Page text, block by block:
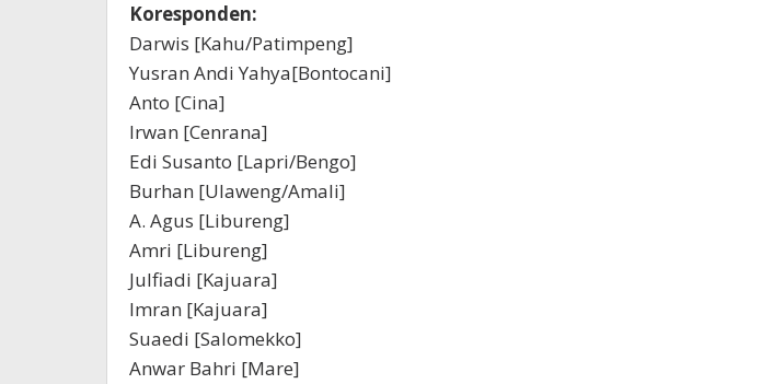
Koresponden:
Darwis [Kahu/Patimpeng]
Yusran Andi Yahya[Bontocani]
Anto [Cina]
Irwan [Cenrana]
Edi Susanto [Lapri/Bengo]
Burhan [Ulaweng/Amali]
A. Agus [Libureng]
Amri [Libureng]
Julfiadi [Kajuara]
Imran [Kajuara]
Suaedi [Salomekko]
Anwar Bahri [Mare]